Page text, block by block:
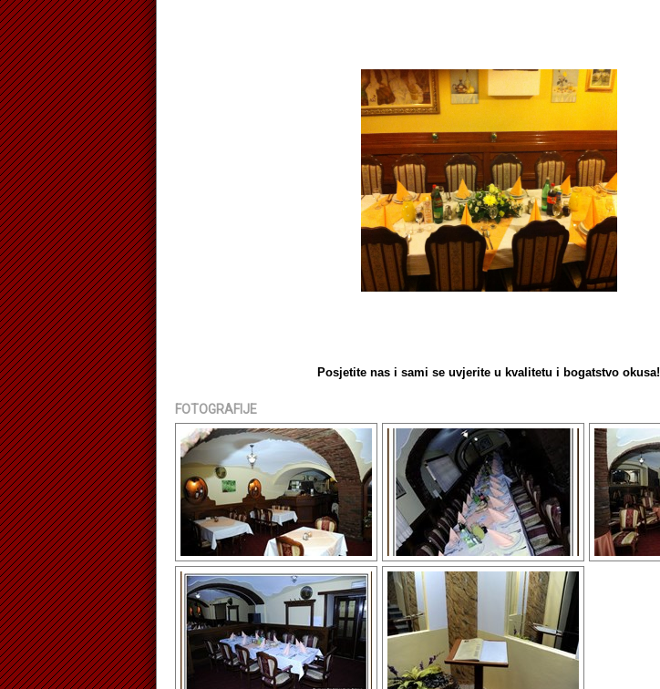
Posjetite nas i sami se uvjerite u kvalitetu i bogatstvo okusa!
FOTOGRAFIJE